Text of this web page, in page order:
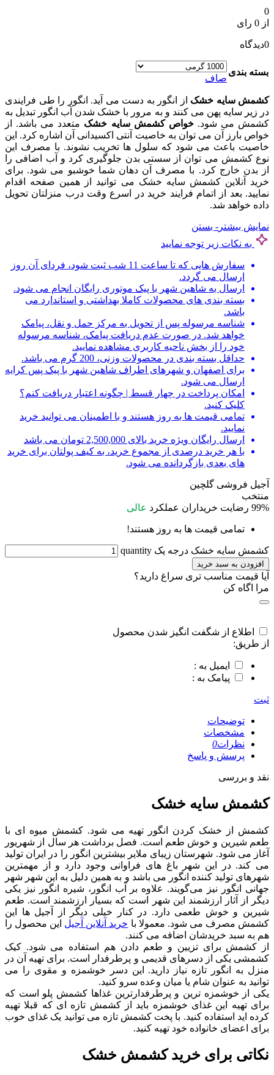
0
از 0 رای
0دیدگاه
بسته بندی
صاف
کشمش سایه خشک از انگور به دست می آید. انگور را طی فرایندی
در زیر سایه پهن می کنند و به مرور با خشک شدن آب انگور تبدیل به
کشمش می شود.خواص کشمش سایه خشک متعدد می باشد. از
خواص بارز آن می توان به خاصیت آنتی اکسیدانی آن اشاره کرد. این
خاصیت باعث می شود که سلول ها تخریب نشوند. با مصرف این
نوع کشمش می توان از سستی بدن جلوگیری کرد و آب اضافی را
از بدن خارج کرد. با مصرف آن دهان شما خوشبو می شود. برای
خرید آنلاین کشمش سایه خشک می توانید از همین صفحه اقدام
نمایید. بعد از اتمام فرایند خرید در اسرع وقت درب منزلتان تحویل
داده خواهد شد.
نمایش بیشتر - بستن
به نکات زیر توجه نمایید
سفارش هایی که تا ساعت 11 شب ثبت شود، فردای آن روز
ارسال می گردد.
ارسال به شاهین شهر با پیک موتوری رایگان انجام می شود.
بسته بندی های محصولات کاملا بهداشتی و استاندارد می
باشد.
شناسه مرسوله پس از تحویل به مرکز حمل و نقل، پیامک
خواهد شد. در صورت عدم دریافت پیامک، شناسه مرسوله
خود را از بخش ناحیه کاربری مشاهده نمایید.
حداقل بسته بندی در محصولات وزنی، 200 گرم می باشد.
برای اصفهان و شهرهای اطراف شاهین شهر با پیک پس کرایه
ارسال می شود.
امکان پرداخت در چهار قسط | چگونه اعتبار دریافت کنم؟
کلیک کنید.
تمامی قیمت ها به روز هستند و با اطمینان می توانید خرید
نمایید.
ارسال رایگان ویژه خرید بالای 2,500,000 تومان می باشد
با هر خرید درصدی از مجموع خرید، به کیف پولتان برای خرید
های بعدی بازگردانده می شود.
آجیل فروشی گلچین
منتخب
99% رضایت خریداران عملکرد عالی
تمامی قیمت ها به روز هستند!
کشمش سایه خشک درجه یک quantity
افزودن به سبد خرید
آیا قیمت مناسب تری سراغ دارید؟
مرا اگاه کن
اطلاع از شگفت انگیز شدن محصول
از طریق:
ایمیل به :
پیامک به :
ثبت
توضیحات
مشخصات
نظرات0
پرسش و پاسخ
نقد و بررسی
کشمش سایه خشک
کشمش از خشک کردن انگور تهیه می شود. کشمش میوه ای با
طعم شیرین و خوش طعم است. فصل برداشت هر سال از شهریور
آغاز می شود. شهرستان زیبای ملایر بیشترین انگور را در ایران تولید
می کند. در این شهر باغ های فراوانی وجود دارد و از مهمترین
شهرهای تولید کننده انگور می باشد و به همین دلیل به این شهر شهر
جهانی انگور نیز می‌گویند. علاوه بر آب انگور، شیره انگور نیز یکی
دیگر از آثار ارزشمند این شهر است که بسیار ارزشمند است. طعم
شیرین و خوش طعمی دارد. در کنار خیلی دیگر از آجیل ها این
کشمش مصرف می شود. معمولا با خرید آنلاین آجیل این محصول را
هم به سبد خریدشان اضافه می کنند.
از کشمش برای تزیین و طعم دادن هم استفاده می شود. کیک
کشمشی یکی از دسرهای قدیمی و پرطرفدار است. برای تهیه آن در
منزل به انگور تازه نیاز دارید. این دسر خوشمزه و مقوی را می
توانید به عنوان شام یا میان وعده سرو کنید.
یکی از خوشمزه ترین و پرطرفدارترین غذاها کشمش پلو است که
برای تهیه این غذای خوشمزه باید از کشمش تازه ای که قبلا تهیه
کرده اید استفاده کنید. با پخت کشمش تازه می توانید یک غذای خوب
برای اعضای خانواده خود تهیه کنید.
نکاتی برای خرید کشمش خشک